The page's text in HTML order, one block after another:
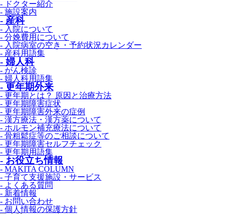
- ドクター紹介
- 施設案内
- 産科
- 入院について
- 分娩費用について
- 入院病室の空き・予約状況カレンダー
- 産科用語集
- 婦人科
- がん検診
- 婦人科用語集
- 更年期外来
- 更年期とは？ 原因と治療方法
- 更年期障害症状
- 更年期障害外来の症例
- 漢方療法・漢方薬について
- ホルモン補充療法について
- 骨粗鬆症等のご相談について
- 更年期障害セルフチェック
- 更年期用語集
- お役立ち情報
- MAKITA COLUMN
- 子育て支援施設・サービス
- よくある質問
- 新着情報
- お問い合わせ
- 個人情報の保護方針